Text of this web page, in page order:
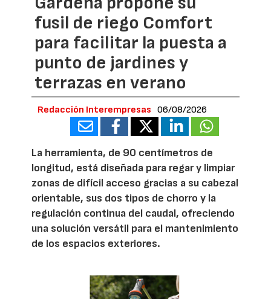
fusil de riego Comfort
para facilitar la puesta a
punto de jardines y
terrazas en verano
Redacción Interempresas 06/08/2026
La herramienta, de 90 centímetros de
longitud, está diseñada para regar y limpiar
zonas de difícil acceso gracias a su cabezal
orientable, sus dos tipos de chorro y la
regulación continua del caudal, ofreciendo
una solución versátil para el mantenimiento
de los espacios exteriores.